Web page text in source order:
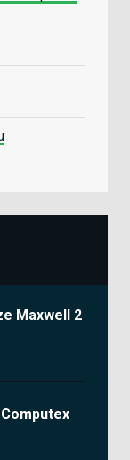
Maxwell 2